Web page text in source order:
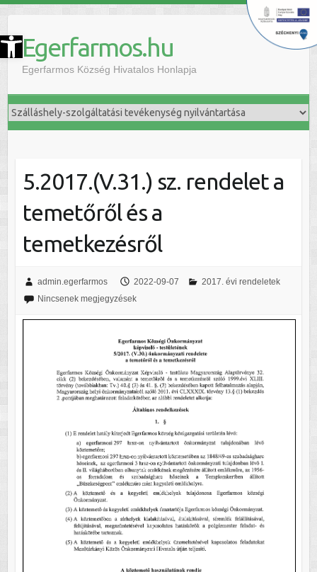
Eszköztár megnyitása Egerfarmos.hu
Egerfarmos Község Hivatalos Honlapja
5.2017.(V.31.) sz. rendelet a
temetőről és a
temetkezésről
admin.egerfarmos 2022-09-07
2017. évi rendeletek
Nincsenek megjegyzések